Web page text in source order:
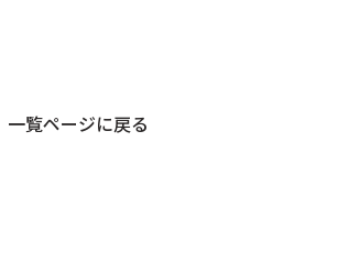
一覧ページに戻る